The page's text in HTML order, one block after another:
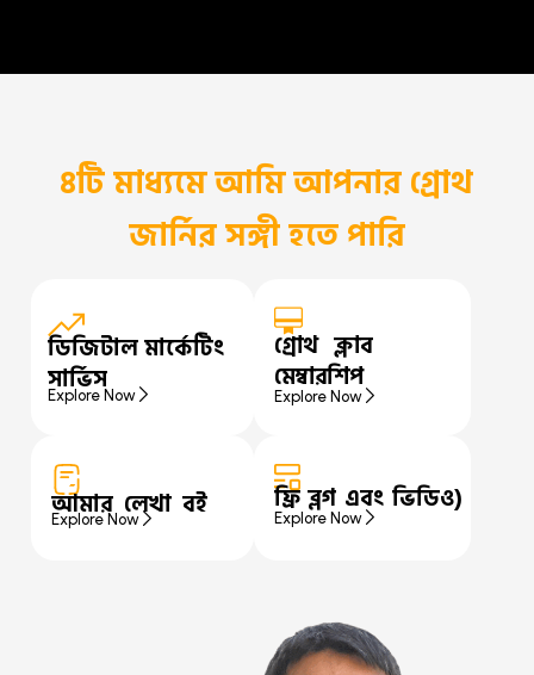
৪টি মাধ্যমে আমি আপনার গ্রোথ
জার্নির সঙ্গী হতে পারি
ডিজিটাল মার্কেটিং
সার্ভিস
Explore Now
গ্রোথ ক্লাব
মেম্বারশিপ
Explore Now
আমার লেখা বই
Explore Now
ফ্রি ব্লগ এবং ভিডিও)
Explore Now